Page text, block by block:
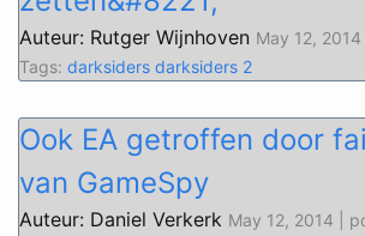
Auteur: Rutger Wijnhoven May 12,
Tags: darksiders darksiders 2
Ook EA getroffen door
van GameSpy
Auteur: Daniel Verkerk May 12, 2014 |